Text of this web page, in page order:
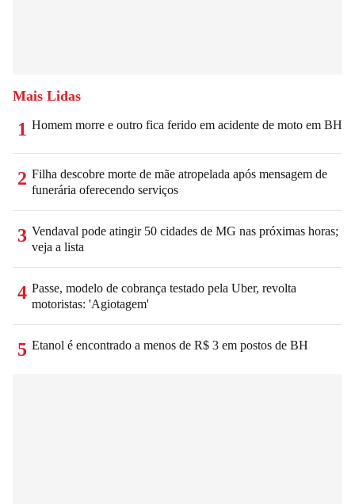
Mais Lidas
1 Homem morre e outro fica ferido em acidente de moto em BH
2 Filha descobre morte de mãe atropelada após mensagem de
funerária oferecendo serviços
3 Vendaval pode atingir 50 cidades de MG nas próximas horas;
veja a lista
4 Passe, modelo de cobrança testado pela Uber, revolta
motoristas: 'Agiotagem'
5 Etanol é encontrado a menos de R$ 3 em postos de BH